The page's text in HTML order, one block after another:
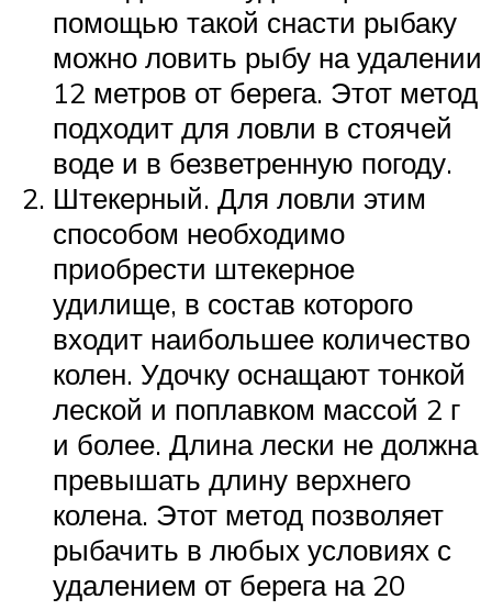
помощью такой снасти рыбаку
можно ловить рыбу на удалении
12 метров от берега. Этот метод
подходит для ловли в стоячей
воде и в безветренную погоду.
Штекерный. Для ловли этим
способом необходимо
приобрести штекерное
удилище, в состав которого
входит наибольшее количество
колен. Удочку оснащают тонкой
леской и поплавком массой 2 г
и более. Длина лески не должна
превышать длину верхнего
колена. Этот метод позволяет
рыбачить в любых условиях с
удалением от берега на 20